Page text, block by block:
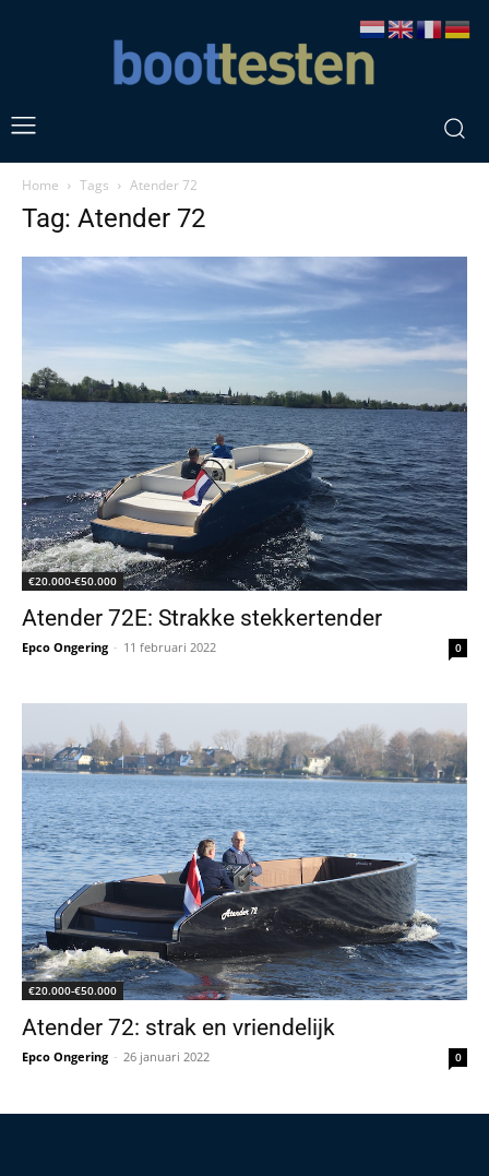
Home Tags Atender 72
Tag: Atender 72
€20.000-€50.000
Atender 72E: Strakke stekkertender
Epco Ongering - 11 februari 2022 0
€20.000-€50.000
Atender 72: strak en vriendelijk
Epco Ongering - 26 januari 2022 0